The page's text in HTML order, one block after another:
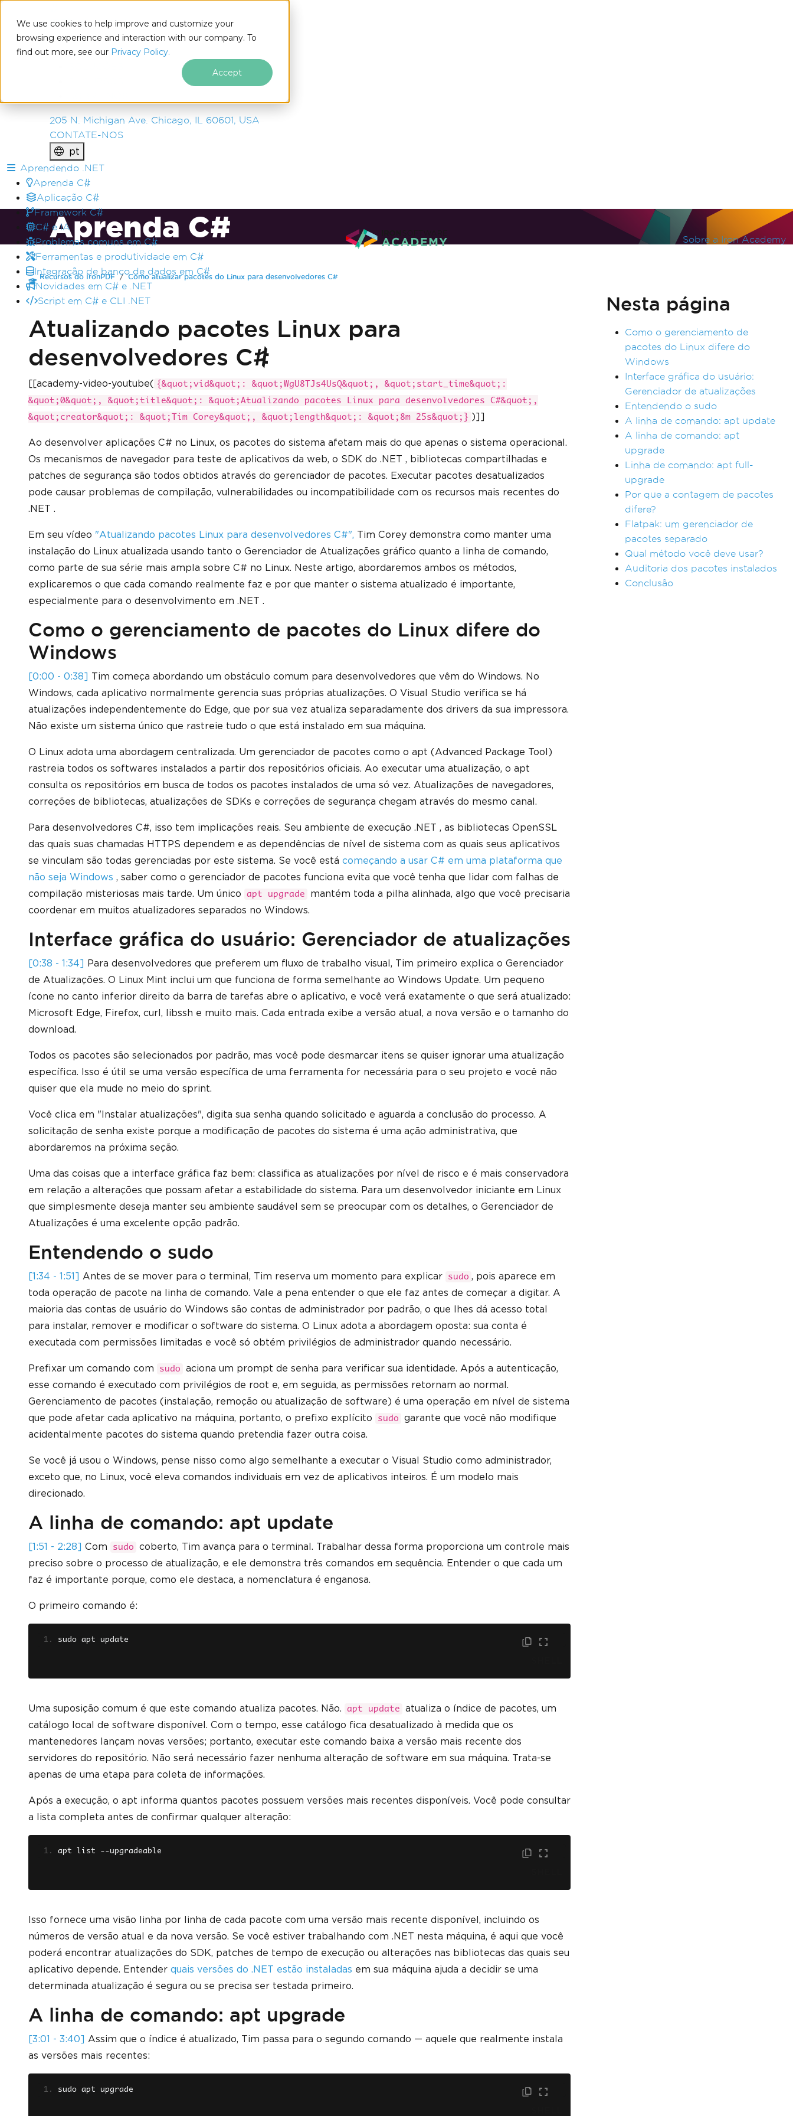
We use cookies to help improve and customize your
browsing experience and interaction with our company. To
find out more, see our Privacy Policy.
Accept
IRONSOFTWARE
PRODUTOS
EMPRESA
205 N. Michigan Ave. Chicago, IL 60601, USA
CONTATE-NOS
pt
Ir para o conteúdo do rodapé
Aprendendo .NET
Aprenda C#
Aplicação C#
Framework C#
C# e IA
Problemas comuns em C#
Ferramentas e produtividade em C#
Integração de banco de dados em C#
Novidades em C# e .NET
Script em C# e CLI .NET
Sobre a Iron Academy
Aprenda C#
Recursos do IronPDF Como atualizar pacotes do Linux para desenvolvedores C#
Atualizando pacotes Linux para
desenvolvedores C#
[[academy-video-youtube( {&quot;vid&quot;: &quot;WgU8TJs4UsQ&quot;, &quot;start_time&quot;:
&quot;0&quot;, &quot;title&quot;: &quot;Atualizando pacotes Linux para desenvolvedores C#&quot;,
&quot;creator&quot;: &quot;Tim Corey&quot;, &quot;length&quot;: &quot;8m 25s&quot;} )]]
Ao desenvolver aplicações C# no Linux, os pacotes do sistema afetam mais do que apenas o sistema operacional.
Os mecanismos de navegador para teste de aplicativos da web, o SDK do .NET , bibliotecas compartilhadas e
patches de segurança são todos obtidos através do gerenciador de pacotes. Executar pacotes desatualizados
pode causar problemas de compilação, vulnerabilidades ou incompatibilidade com os recursos mais recentes do
.NET .
Em seu vídeo "Atualizando pacotes Linux para desenvolvedores C#", Tim Corey demonstra como manter uma
instalação do Linux atualizada usando tanto o Gerenciador de Atualizações gráfico quanto a linha de comando,
como parte de sua série mais ampla sobre C# no Linux. Neste artigo, abordaremos ambos os métodos,
explicaremos o que cada comando realmente faz e por que manter o sistema atualizado é importante,
especialmente para o desenvolvimento em .NET .
Como o gerenciamento de pacotes do Linux difere do
Windows
[0:00 - 0:38] Tim começa abordando um obstáculo comum para desenvolvedores que vêm do Windows. No
Windows, cada aplicativo normalmente gerencia suas próprias atualizações. O Visual Studio verifica se há
atualizações independentemente do Edge, que por sua vez atualiza separadamente dos drivers da sua impressora.
Não existe um sistema único que rastreie tudo o que está instalado em sua máquina.
O Linux adota uma abordagem centralizada. Um gerenciador de pacotes como o apt (Advanced Package Tool)
rastreia todos os softwares instalados a partir dos repositórios oficiais. Ao executar uma atualização, o apt
consulta os repositórios em busca de todos os pacotes instalados de uma só vez. Atualizações de navegadores,
correções de bibliotecas, atualizações de SDKs e correções de segurança chegam através do mesmo canal.
Para desenvolvedores C#, isso tem implicações reais. Seu ambiente de execução .NET , as bibliotecas OpenSSL
das quais suas chamadas HTTPS dependem e as dependências de nível de sistema com as quais seus aplicativos
se vinculam são todas gerenciadas por este sistema. Se você está começando a usar C# em uma plataforma que
não seja Windows , saber como o gerenciador de pacotes funciona evita que você tenha que lidar com falhas de
compilação misteriosas mais tarde. Um único
apt upgrade
mantém toda a pilha alinhada, algo que você precisaria
coordenar em muitos atualizadores separados no Windows.
Interface gráfica do usuário: Gerenciador de atualizações
[0:38 - 1:34] Para desenvolvedores que preferem um fluxo de trabalho visual, Tim primeiro explica o Gerenciador
de Atualizações. O Linux Mint inclui um que funciona de forma semelhante ao Windows Update. Um pequeno
ícone no canto inferior direito da barra de tarefas abre o aplicativo, e você verá exatamente o que será atualizado:
Microsoft Edge, Firefox, curl, libssh e muito mais. Cada entrada exibe a versão atual, a nova versão e o tamanho do
download.
Todos os pacotes são selecionados por padrão, mas você pode desmarcar itens se quiser ignorar uma atualização
específica. Isso é útil se uma versão específica de uma ferramenta for necessária para o seu projeto e você não
quiser que ela mude no meio do sprint.
Você clica em "Instalar atualizações", digita sua senha quando solicitado e aguarda a conclusão do processo. A
solicitação de senha existe porque a modificação de pacotes do sistema é uma ação administrativa, que
abordaremos na próxima seção.
Uma das coisas que a interface gráfica faz bem: classifica as atualizações por nível de risco e é mais conservadora
em relação a alterações que possam afetar a estabilidade do sistema. Para um desenvolvedor iniciante em Linux
que simplesmente deseja manter seu ambiente saudável sem se preocupar com os detalhes, o Gerenciador de
Atualizações é uma excelente opção padrão.
Entendendo o sudo
[1:34 - 1:51] Antes de se mover para o terminal, Tim reserva um momento para explicar sudo , pois aparece em
toda operação de pacote na linha de comando. Vale a pena entender o que ele faz antes de começar a digitar. A
maioria das contas de usuário do Windows são contas de administrador por padrão, o que lhes dá acesso total
para instalar, remover e modificar o software do sistema. O Linux adota a abordagem oposta: sua conta é
executada com permissões limitadas e você só obtém privilégios de administrador quando necessário.
Prefixar um comando com sudo
aciona um prompt de senha para verificar sua identidade. Após a autenticação,
esse comando é executado com privilégios de root e, em seguida, as permissões retornam ao normal.
Gerenciamento de pacotes (instalação, remoção ou atualização de software) é uma operação em nível de sistema
que pode afetar cada aplicativo na máquina, portanto, o prefixo explícito
sudo
garante que você não modifique
acidentalmente pacotes do sistema quando pretendia fazer outra coisa.
Se você já usou o Windows, pense nisso como algo semelhante a executar o Visual Studio como administrador,
exceto que, no Linux, você eleva comandos individuais em vez de aplicativos inteiros. É um modelo mais
direcionado.
A linha de comando: apt update
[1:51 - 2:28] Com sudo
coberto, Tim avança para o terminal. Trabalhar dessa forma proporciona um controle mais
preciso sobre o processo de atualização, e ele demonstra três comandos em sequência. Entender o que cada um
faz é importante porque, como ele destaca, a nomenclatura é enganosa.
O primeiro comando é:
sudo apt update
Uma suposição comum é que este comando atualiza pacotes. Não. apt update
atualiza o índice de pacotes, um
catálogo local de software disponível. Com o tempo, esse catálogo fica desatualizado à medida que os
mantenedores lançam novas versões; portanto, executar este comando baixa a versão mais recente dos
servidores do repositório. Não será necessário fazer nenhuma alteração de software em sua máquina. Trata-se
apenas de uma etapa para coleta de informações.
Após a execução, o apt informa quantos pacotes possuem versões mais recentes disponíveis. Você pode consultar
a lista completa antes de confirmar qualquer alteração:
apt list --upgradeable
Isso fornece uma visão linha por linha de cada pacote com uma versão mais recente disponível, incluindo os
números de versão atual e da nova versão. Se você estiver trabalhando com .NET nesta máquina, é aqui que você
poderá encontrar atualizações do SDK, patches de tempo de execução ou alterações nas bibliotecas das quais seu
aplicativo depende. Entender quais versões do .NET estão instaladas em sua máquina ajuda a decidir se uma
determinada atualização é segura ou se precisa ser testada primeiro.
A linha de comando: apt upgrade
[3:01 - 3:40] Assim que o índice é atualizado, Tim passa para o segundo comando — aquele que realmente instala
as versões mais recentes:
sudo apt upgrade
Nesta página
Como o gerenciamento de
pacotes do Linux difere do
Windows
Interface gráfica do usuário:
Gerenciador de atualizações
Entendendo o sudo
A linha de comando: apt update
A linha de comando: apt
upgrade
Linha de comando: apt full-
upgrade
Por que a contagem de pacotes
difere?
Flatpak: um gerenciador de
pacotes separado
Qual método você deve usar?
Auditoria dos pacotes instalados
Conclusão